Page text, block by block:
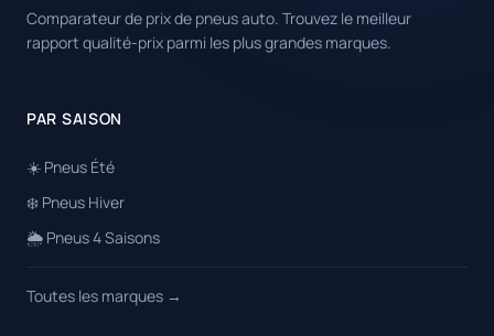
Comparateur de prix de pneus auto. Trouvez le meilleur
rapport qualité-prix parmi les plus grandes marques.
PAR SAISON
☀️ Pneus Été
❄️ Pneus Hiver
🌦️ Pneus 4 Saisons
Toutes les marques →